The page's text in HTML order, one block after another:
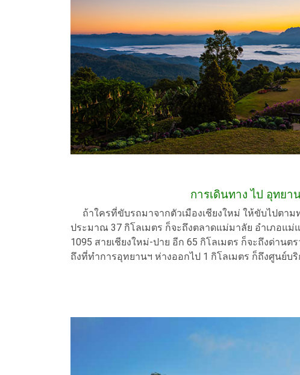
การเดินทาง ไป อุทย
ถ้าใครที่ขับรถมาจากตัวเมืองเชียงใหม่ ให้ขับไปตาม
ประมาณ 37 กิโลเมตร ก็จะถึงตลาดแม่มาลัย อำเภอแม่
1095 สายเชียงใหม่-ปาย อีก 65 กิโลเมตร ก็จะถึงด่าน
ถึงที่ทำการอุทยานฯ ห่างออกไป 1 กิโลเมตร ก็ถึงศูนย์บ